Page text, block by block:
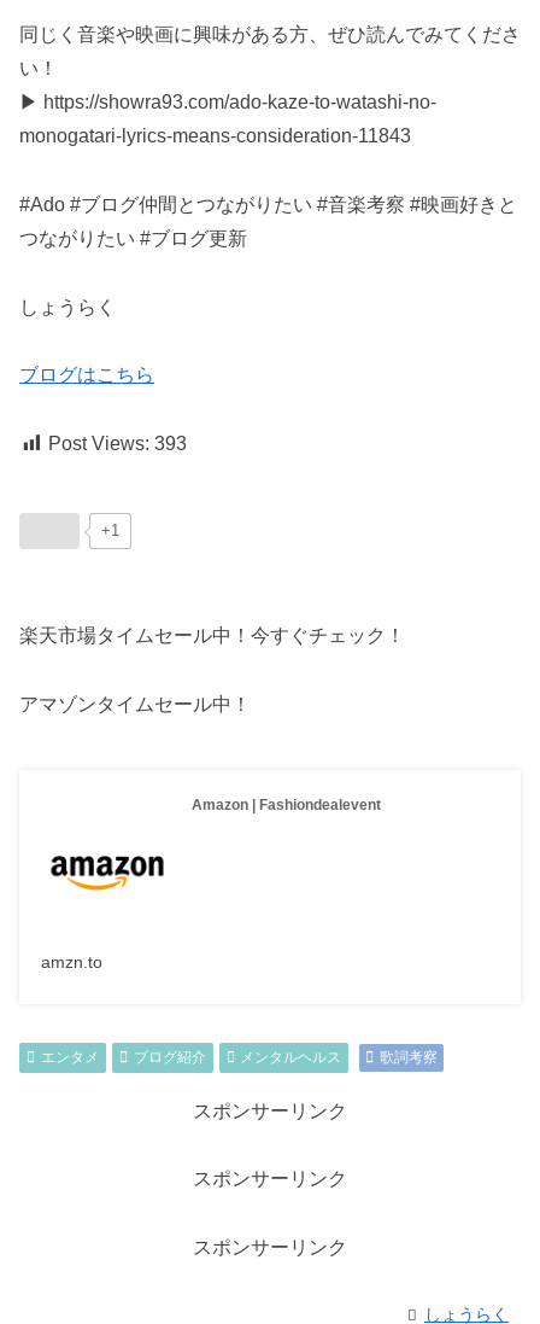
同じく音楽や映画に興味がある方、ぜひ読んでみてくださ
い！
▶ https://showra93.com/ado-kaze-to-watashi-no-
monogatari-lyrics-means-consideration-11843
#Ado #ブログ仲間とつながりたい #音楽考察 #映画好きと
つながりたい #ブログ更新
しょうらく
ブログはこちら
Post Views: 393
+1
楽天市場タイムセール中！今すぐチェック！
アマゾンタイムセール中！
Amazon | Fashiondealevent
amzn.to
エンタメ ブログ紹介 メンタルヘルス 歌詞考察
スポンサーリンク
スポンサーリンク
スポンサーリンク
しょうらく